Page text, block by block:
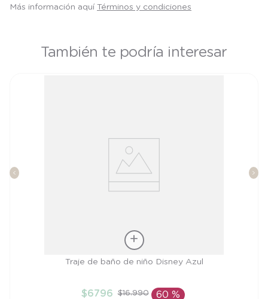
Más información aquí Términos y condiciones
También te podría interesar
Traje de baño de niño Disney Azul
$6796 $16.990 60 %